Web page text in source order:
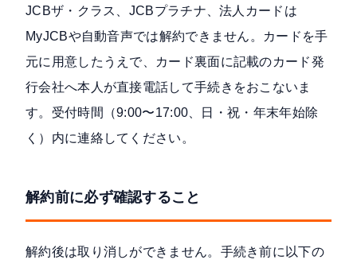
JCBザ・クラス、JCBプラチナ、法人カードは
MyJCBや自動音声では解約できません。カードを手
元に用意したうえで、
カード裏面に記載のカード発
行会社へ本人が直接電話して手続きをおこないま
す。受付時間（9:00〜17:00、日・祝・年末年始除
く）内に連絡してください。
解約前に必ず確認すること
解約後は取り消しができません。手続き前に以下の